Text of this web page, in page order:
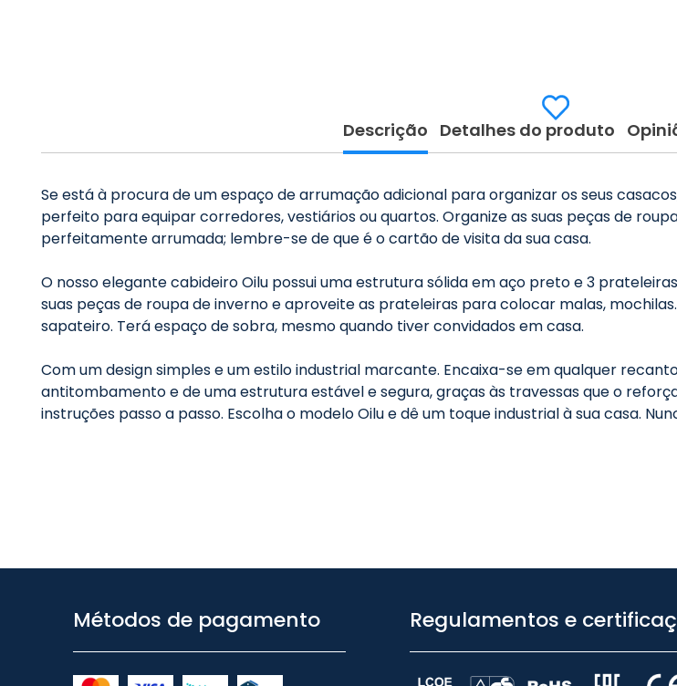
Descrição Detalhes do produto
Se está à procura de um espaço de arrumação adicional para organizar os seus
perfeito para equipar corredores, vestiários ou quartos. Organize as suas peças de
perfeitamente arrumada; lembre-se de que é o cartão de visita da sua casa.
O nosso elegante cabideiro Oilu possui uma estrutura sólida em aço preto e 3
suas peças de roupa de inverno e aproveite as prateleiras para colocar malas,
sapateiro. Terá espaço de sobra, mesmo quando tiver convidados em casa.
Com um design simples e um estilo industrial marcante. Encaixa-se em qualquer
antitombamento e de uma estrutura estável e segura, graças às travessas que o
instruções passo a passo. Escolha o modelo Oilu e dê um toque industrial à sua casa.
Métodos de pagamento Regulamentos e